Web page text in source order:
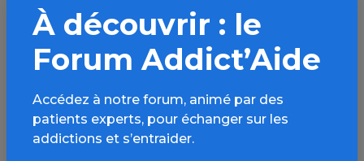
Informations, parcours d’évaluations,
bonnes pratiques, FAQ, annuaires,
ressources, actualités...
Découvrir
À découvrir : le
Forum Addict’Aide
Accédez à notre forum, animé par des
patients experts, pour échanger sur les
addictions et s’entraider.